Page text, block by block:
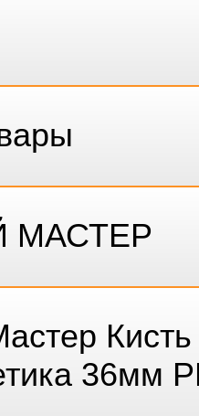
МАСТЕР
36мм